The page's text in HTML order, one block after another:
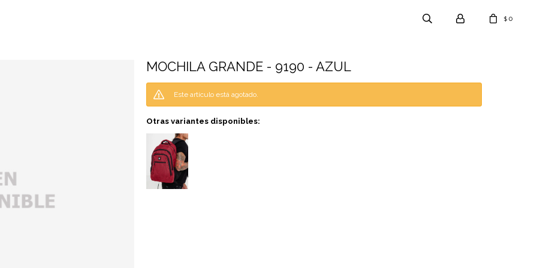
$ 0
MOCHILA GRANDE - 9190 - AZUL
Este artículo está agotado.
Otras variantes disponibles: